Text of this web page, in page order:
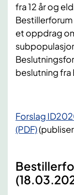
fra 12 år og
et oppdrag
beslutning
Forslag
(PDF)